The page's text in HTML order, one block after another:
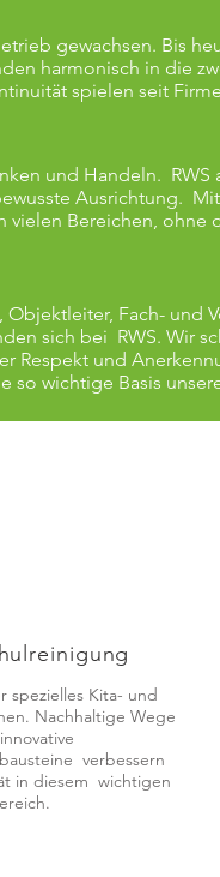
gewachsen. Bis
harmonisch in die
spielen seit
und Handeln. RWS
Ausrichtung.
Bereichen, ohne
Fach- und
sich bei RWS. Wir
Respekt und
wichtige Basis
spezielles Kita- und
Nachhaltige Wege
verbessern
in diesem wichtigen